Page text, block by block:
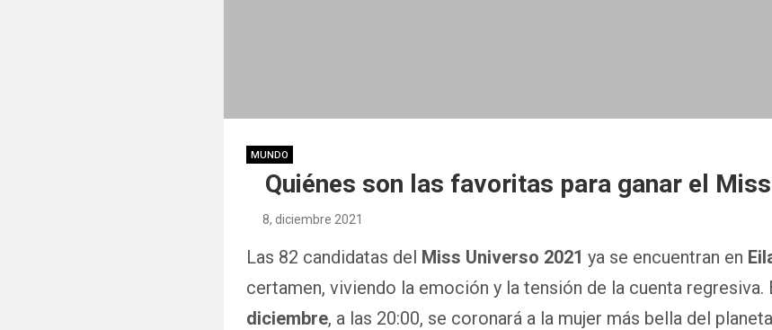
MUNDO
Quiénes son las favoritas para ganar el
8, diciembre 2021
Las 82 candidatas del Miss Universo 2021 ya se encuentran en
certamen, viviendo la emoción y la tensión de la cuenta regresiva.
diciembre, a las 20:00, se coronará a la mujer más bella del